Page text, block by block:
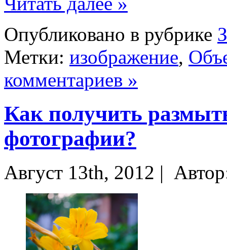
Опубликовано в рубрике
Метки: изображение,
комментариев »
Как получить
фотографии?
Август 13th, 2012 |